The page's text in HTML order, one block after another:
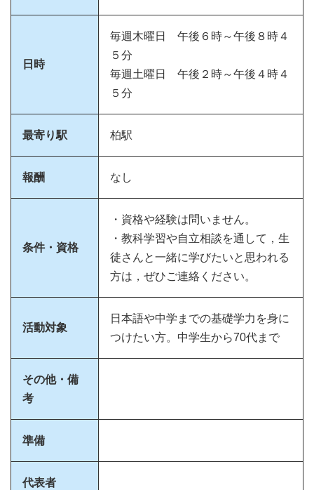
日時
毎週木曜日 午後６時～午後８時４
５分
毎週土曜日 午後２時～午後４時４
５分
最寄り駅 柏駅
報酬 なし
条件・資格
・資格や経験は問いません。
・教科学習や自立相談を通して，生
徒さんと一緒に学びたいと思われる
方は，ぜひご連絡ください。
活動対象
日本語や中学までの基礎学力を身に
つけたい方。中学生から70代まで
その他・備
考
準備
代表者